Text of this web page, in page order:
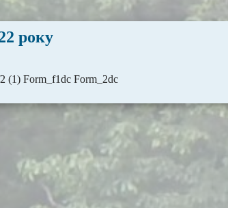
року
(1) Form_f1dc Form_2dc